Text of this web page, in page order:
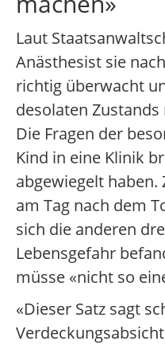
Laut
Anästhesist sie
richtig überwacht
desolaten
Die Fragen der
Kind in eine Klinik
abgewiegelt haben.
am Tag nach dem
sich die anderen
Lebensgefahr
müsse «nicht so
«Dieser Satz sagt